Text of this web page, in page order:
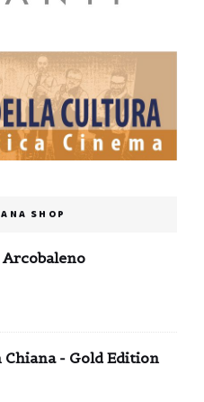
SHOP
- Gold Edition